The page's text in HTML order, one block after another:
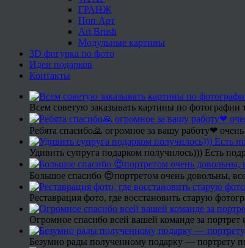
ГРАНЖ
Поп Арт
Art Brush
Модульные картины
3D фигурка по фото
Идеи подарков
Контакты
Всем советую заказывать картины по фотографии
Ребята спасибо🙏 огромное за вашу работу❤
Удивить супруга подарком получилось))) Есть
Большое спасибо 😍портретом очень довольны,
Реставрация фото, где восстановить старую
Огромное спасибо всей вашей команде за портрет
Безумно рады полученному подарку — портрету